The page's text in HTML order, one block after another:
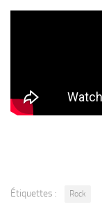
Étiquettes : Rock